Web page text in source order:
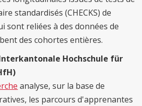
standardisés (CHECKS) de
sont reliées à des données de
des cohortes entières.
Hochschule für
analyse, sur la base de
les parcours d'apprenantes